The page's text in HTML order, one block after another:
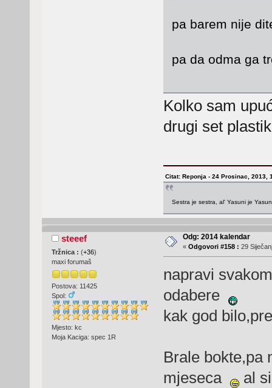
pa barem nije
pa da odma ga
Kolko sam
drugi set
Citat: Reponja - 24 Prosinac, 2013,
Sestra je sestra, al' Yasuni je
steeef
Tržnica : (+36)
maxi forumaš
Postova: 11425
Spol:
Mjesto: kc
Moja Kaciga: spec 1R
Odg: 2014 kalendar
« Odgovori #158 : 29
napravi
odabere
kak god
Brale bokte,pa
mjeseca
al si